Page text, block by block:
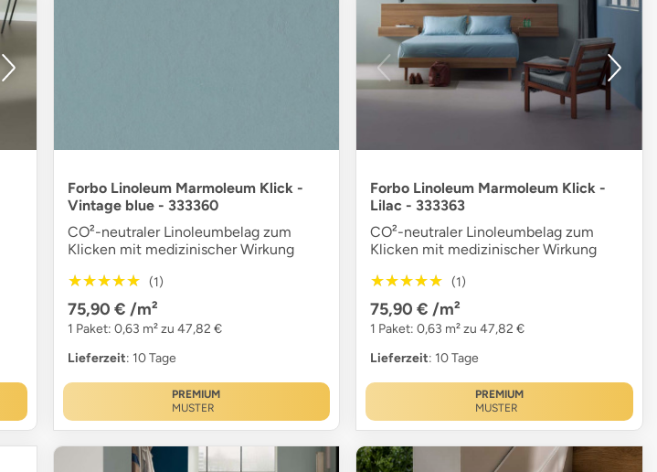
Forbo Linoleum Marmoleum Klick -
Vintage blue - 333360
CO²-neutraler Linoleumbelag zum
Klicken mit medizinischer Wirkung
★★★★★
★★★★★ (1)
75,90 € /m²
1 Paket: 0,63 m² zu 47,82 €
Lieferzeit: 10 Tage
PREMIUM
MUSTER
Forbo Linoleum Marmoleum Klick -
Lilac - 333363
CO²-neutraler Linoleumbelag zum
Klicken mit medizinischer Wirkung
★★★★★
★★★★★ (1)
75,90 € /m²
1 Paket: 0,63 m² zu 47,82 €
Lieferzeit: 10 Tage
PREMIUM
MUSTER